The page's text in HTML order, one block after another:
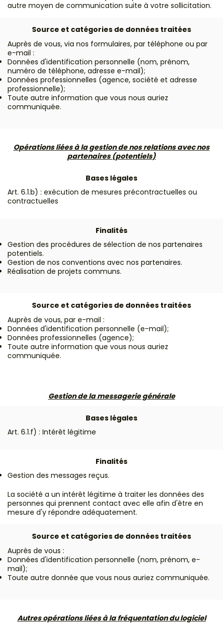
autre moyen de communication suite à votre sollicitation.
Source et catégories de données traitées
Auprès de vous, via nos formulaires, par téléphone ou par
e-mail :
Données d'identification personnelle (nom, prénom,
numéro de téléphone, adresse e-mail);
Données professionnelles (agence, société et adresse
professionnelle);
Toute autre information que vous nous auriez
communiquée.
Opérations liées à la gestion de nos relations avec nos
partenaires (potentiels)
Bases légales
Art. 6.1.b) : exécution de mesures précontractuelles ou
contractuelles
Finalités
Gestion des procédures de sélection de nos partenaires
potentiels.
Gestion de nos conventions avec nos partenaires.
Réalisation de projets communs.
Source et catégories de données traitées
Auprès de vous, par e-mail :
Données d'identification personnelle (e-mail);
Données professionnelles (agence);
Toute autre information que vous nous auriez
communiquée.
Gestion de la messagerie générale
Bases légales
Art. 6.1.f) : Intérêt légitime
Finalités
Gestion des messages reçus.
La société a un intérêt légitime à traiter les données des
personnes qui prennent contact avec elle afin d'être en
mesure d'y répondre adéquatement.
Source et catégories de données traitées
Auprès de vous :
Données d'identification personnelle (nom, prénom, e-
mail);
Toute autre donnée que vous nous auriez communiquée.
Autres opérations liées à la fréquentation du logiciel